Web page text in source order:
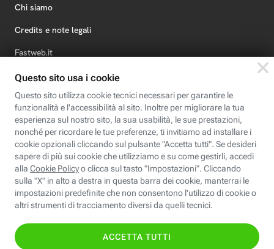
Chi siamo
Credits e note legali
Fastweb.it
Formazione
Fastweb Digital Academy
STEP FuturAbility District
Insieme, siamo futuro